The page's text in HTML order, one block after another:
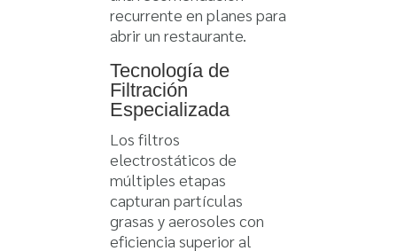
recurrente en planes para
abrir un restaurante.
Tecnología de
Filtración
Especializada
Los filtros
electrostáticos de
múltiples etapas
capturan partículas
grasas y aerosoles con
eficiencia superior al